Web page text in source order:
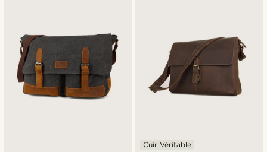
Cuir Véritable